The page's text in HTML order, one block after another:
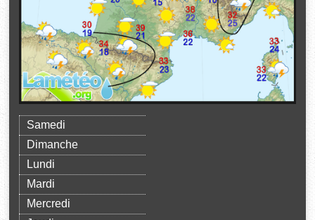
Samedi
Dimanche
Lundi
Mardi
Mercredi